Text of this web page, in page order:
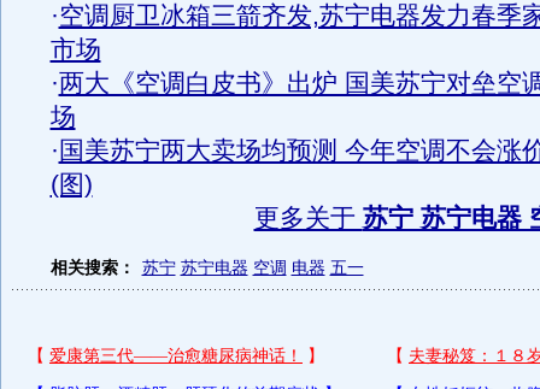
·空调厨卫冰箱三箭齐发,苏宁电器发力春季
市场
·两大《空调白皮书》出炉 国美苏宁对垒空
场
· 国美苏宁两大卖场均预测 今年空调不会涨
(图)
更多关于 苏宁 苏宁电器
相关搜索： 苏宁 苏宁电器 空调 电器 五一